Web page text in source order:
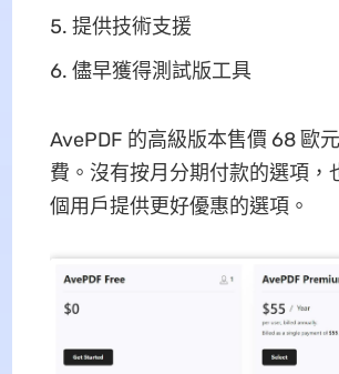
提供技術支援
儘早獲得測試版工具
AvePDF 的高級版本售價 68 歐
費。沒有按月分期付款的選項，
個用戶提供更好優惠的選項。